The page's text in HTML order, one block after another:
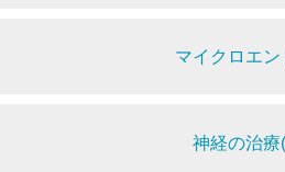
マイクロエン
神経の治療